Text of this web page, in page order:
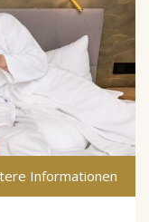
Informationen